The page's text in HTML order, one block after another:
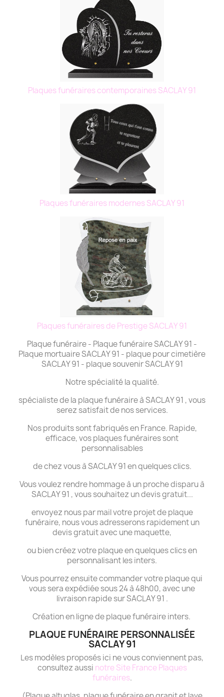
Plaques funéraires contemporaines SACLAY 91
Plaques funéraires modernes SACLAY 91
Plaques funéraires de Prestige SACLAY 91
Plaque funéraire - Plaque funéraire SACLAY 91 -
Plaque mortuaire SACLAY 91 - plaque pour cimetière
SACLAY 91 - plaque souvenir SACLAY 91
Notre spécialité la qualité.
spécialiste de la plaque funéraire à SACLAY 91 , vous
serez satisfait de nos services.
Nos produits sont fabriqués en France. Rapide,
efficace, vos plaques funéraires sont
personnalisables
de chez vous à SACLAY 91 en quelques clics.
Vous voulez rendre hommage à un proche disparu à
SACLAY 91 , vous souhaitez un devis gratuit...
envoyez nous par mail votre projet de plaque
funéraire, nous vous adresserons rapidement un
devis gratuit avec une maquette,
ou bien créez votre plaque en quelques clics en
personnalisant les inters.
Vous pourrez ensuite commander votre plaque qui
vous sera expédiée sous 24 à 48h00, avec une
livraison rapide sur SACLAY 91 .
Création en ligne de plaque funéraire inters.
PLAQUE FUNÉRAIRE PERSONNALISÉE
SACLAY 91
Les modèles proposés ici ne vous conviennent pas,
consultez aussi notre Site France Plaques
funéraires.